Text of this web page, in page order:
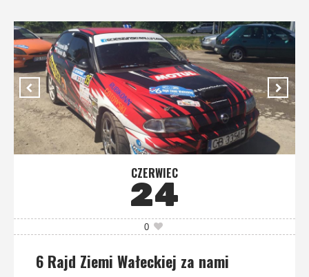
CZERWIEC
24
0
6 Rajd Ziemi Wałeckiej za nami